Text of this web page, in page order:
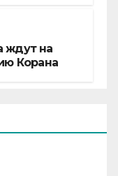
ждут на
Корана